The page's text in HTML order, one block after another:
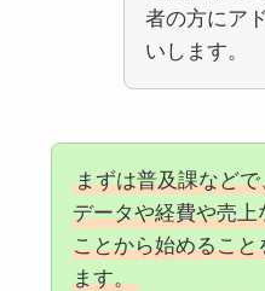
者の方にア
いします。
まずは普及課など
データや経費や売上
ことから始めること
ます。